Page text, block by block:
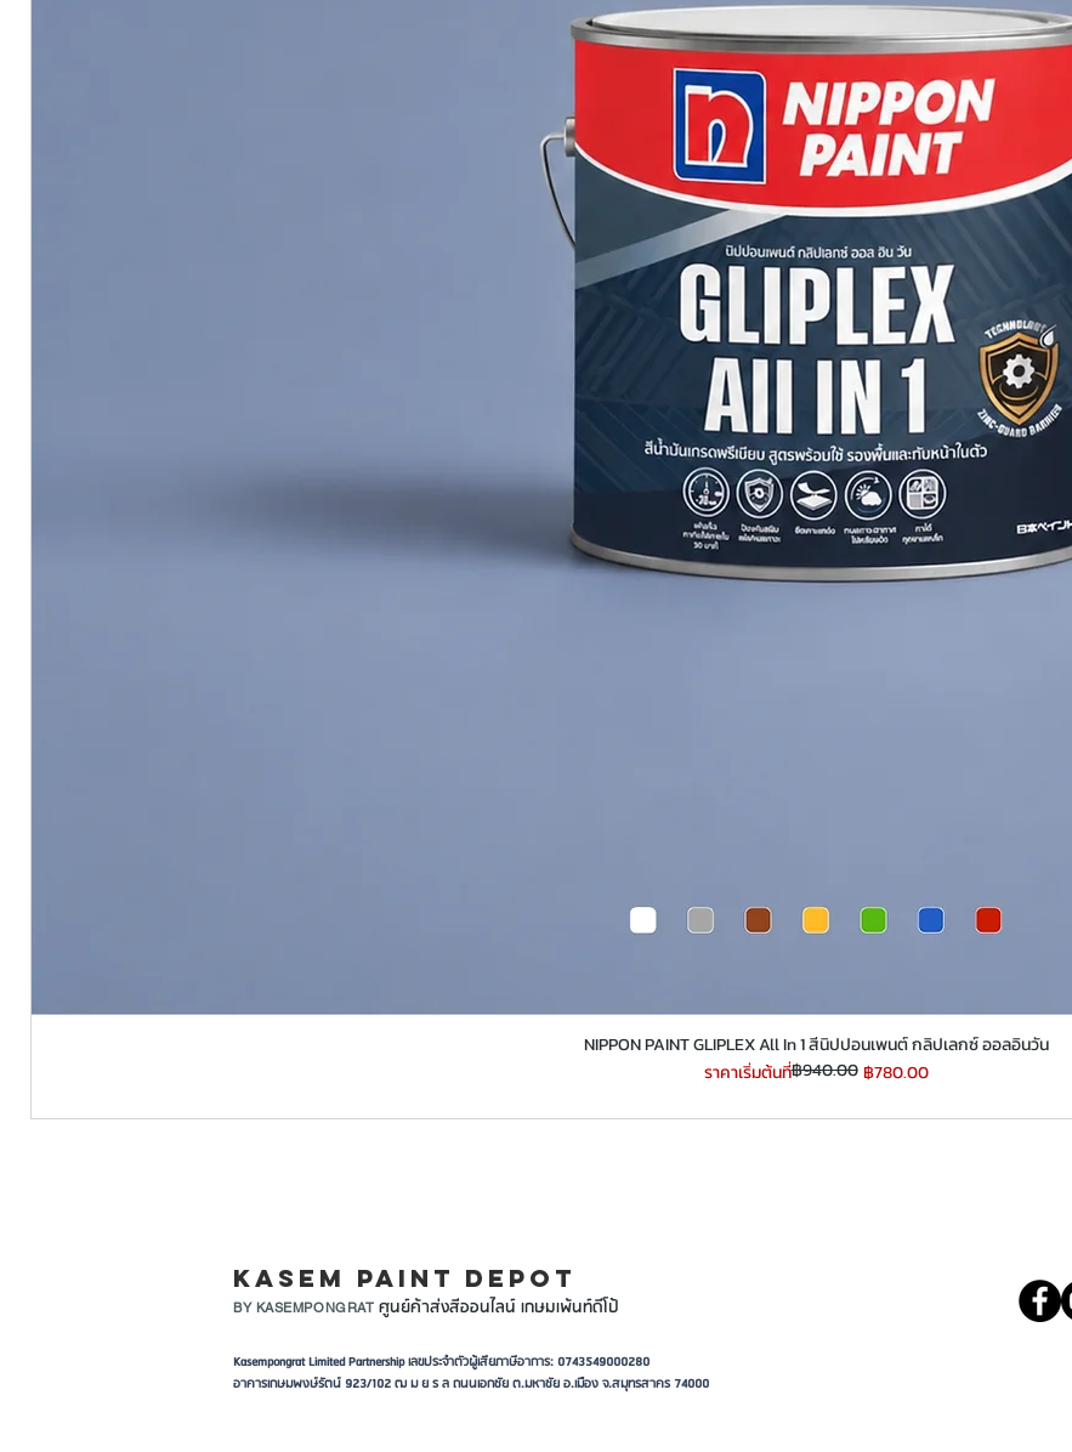
​​​​​​​NIPPON PAINT GLIPLEX All In 1 สีนิปปอนเพนต์ กลิปเลกซ์ ออลอินวัน
ราคาเริ่มต้นที่
ราคาปกติ ฿940.00 ฿780.00
ราคาขายลด
KASEM PAINT DEPOT
BY KASEMPONGRAT ศูนย์ค้าส่งสีออนไลน์ เกษมเพ้นท์ดีโป้
Kasempongrat Limited Partnership เลขประจำตัวผู้เสียภาษีอาการ: 0743549000280
อาคารเกษมพงษ์รัตน์ 923/102 ฒ ม ย ร ล ถนนเอกชัย ต.มหาชัย อ.เมือง จ.สมุทรสาคร 74000